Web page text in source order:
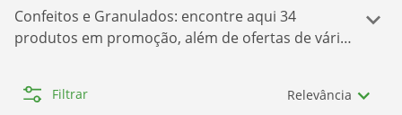
Confeitos e Granulados: encontre aqui 34
produtos em promoção, além de ofertas de várias
sem dor de cabeça! Temos aqui a melhor seleção
de produtos
. Se você quer comprar
Filtrar Relevância